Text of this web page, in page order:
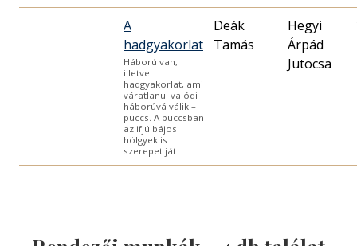
A
hadgyakorlat
Háború van,
illetve
hadgyakorlat, ami
váratlanul valódi
háborúvá válik –
puccs. A puccsban
az ifjú bájos
hölgyek is
szerepet ját
Deák
Tamás
Hegyi
Árpád
Jutocsa